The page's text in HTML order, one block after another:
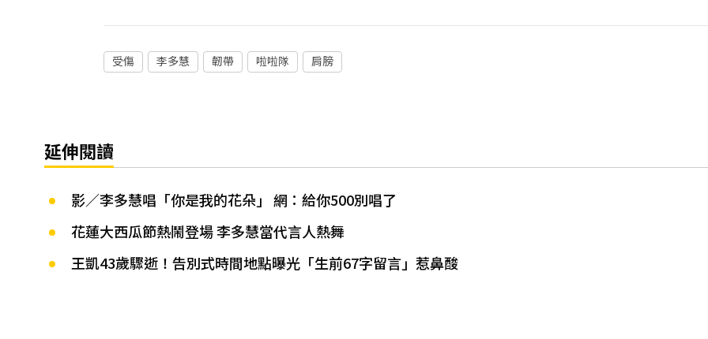
受傷 李多慧 韌帶 啦啦隊 肩膀
延伸閱讀
影／李多慧唱「你是我的花朵」 網：給你500別唱了
花蓮大西瓜節熱鬧登場 李多慧當代言人熱舞
王凱43歲驟逝！告別式時間地點曝光「生前67字留言」惹鼻酸